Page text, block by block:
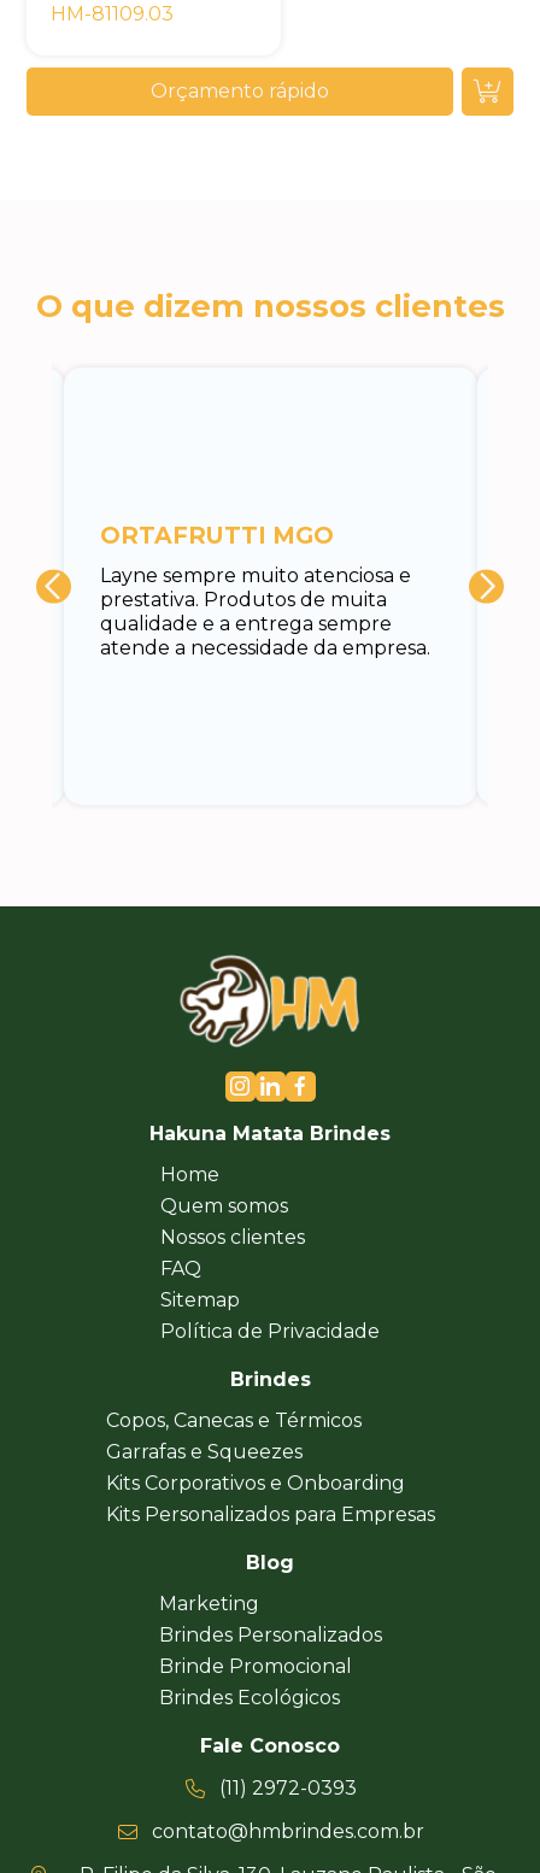
HM-81109.03
Orçamento rápido
O que dizem nossos clientes
Layne sempre muito atenciosa e
prestativa. Produtos de muita
qualidade e a entrega sempre
atende a necessidade da empresa.
ORTAFRUTTI MGO
Hakuna Matata Brindes
Home
Quem somos
Nossos clientes
FAQ
Sitemap
Política de Privacidade
Brindes
Copos, Canecas e Térmicos
Garrafas e Squeezes
Kits Corporativos e Onboarding
Kits Personalizados para Empresas
Blog
Marketing
Brindes Personalizados
Brinde Promocional
Brindes Ecológicos
Fale Conosco
(11) 2972-0393
contato@hmbrindes.com.br